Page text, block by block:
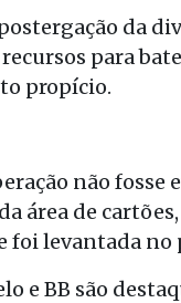
da
para
propício.
não
área de
foi levantada
e BB são